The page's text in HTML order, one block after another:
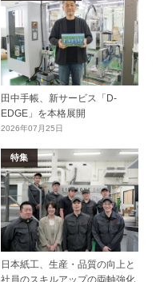
田中手帳、新サービス「D-
EDGE」を本格展開
2026年07月25日
特集
日本紙工、生産・品質の向上と
社員のスキルアップの両軸強化